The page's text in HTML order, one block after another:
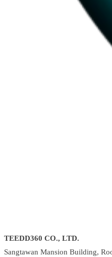
TEEDD360 CO., LTD.
Sangtawan Mansion Building,